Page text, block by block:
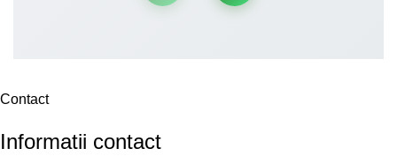
Contact
Informatii contact